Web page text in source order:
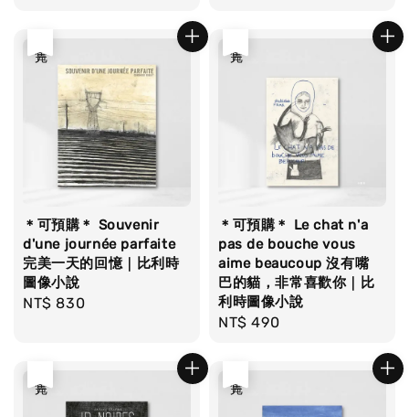
＊可預購＊ Souvenir
d'une journée parfaite
完美一天的回憶｜比利時
圖像小說
Regular
NT$ 830
＊可預購＊ Le chat n'a
pas de bouche vous
aime beaucoup 沒有嘴
巴的貓，非常喜歡你｜比
利時圖像小說
Regular
NT$ 490